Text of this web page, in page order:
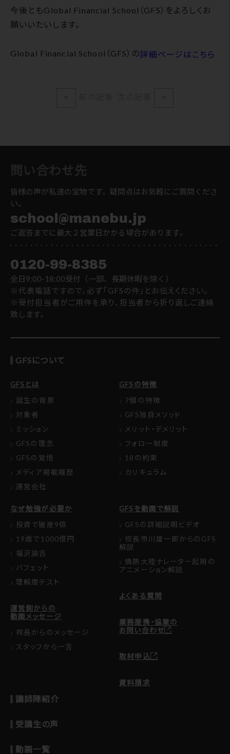
今後ともGlobal Financial School（GFS）をよろしくお
願いいたいします。
Global Financial School（GFS）の詳細ページはこちら
皆様の声が私達の宝物です。疑問点はお気軽にご質問くださ
い。
school@manebu.jp
ご返答までに最大２営業日かかる場合があります。
0120-99-8385
全日9:00-18:00受付（一部、長期休暇を除く）
※代表電話ですので、必ず「GFSの件」とお伝えください。
※受付担当者がご用件を承り、担当者から折り返しご連絡
致します。
GFSについて
GFSとは
誕生の背景
対象者
ミッション
GFSの理念
GFSの覚悟
メディア掲載履歴
運営会社
GFSの特徴
7個の特徴
GFS独自メソッド
メリット・デメリット
フォロー制度
18の約束
カリキュラム
なぜ勉強が必要か
投資で破産9倍
19歳で1000億円
福沢諭吉
バフェット
理解度テスト
運営側からの
動画メッセージ
校長からのメッセージ
スタッフから一言
GFSを動画で解説
GFSの詳細説明ビデオ
校長市川雄一郎からのGFS
解説
情熱大陸ナレーター起用の
アニメーション解説
よくある質問
業務提携・協業の
お問い合わせ
取材申込
資料請求
講師陣紹介
受講生の声
動画一覧